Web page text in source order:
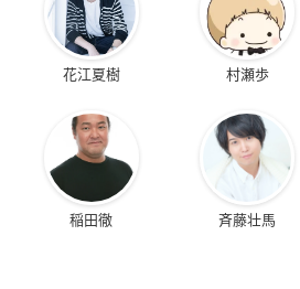
花江夏樹 村瀬歩
稲田徹 斉藤壮馬